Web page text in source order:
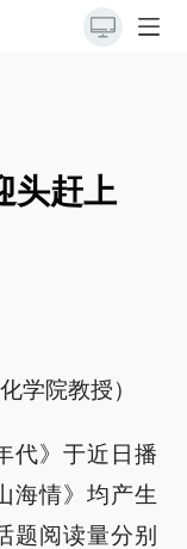
头赶上
学院教授）
代》于近日播
海情》均产生
题阅读量分别